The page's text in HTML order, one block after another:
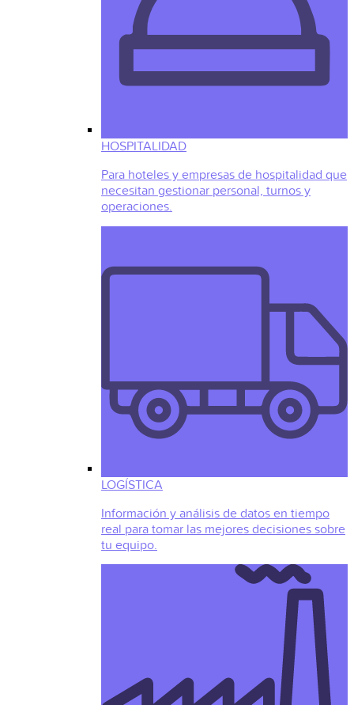
HOSPITALIDAD
Para hoteles y empresas de hospitalidad que
necesitan gestionar personal, turnos y
operaciones.
LOGÍSTICA
Información y análisis de datos en tiempo
real para tomar las mejores decisiones sobre
tu equipo.